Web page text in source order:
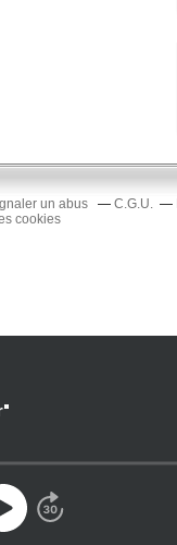
un abus C.G.U.
cookies